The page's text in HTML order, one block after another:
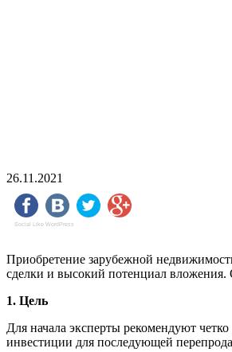
26.11.2021
Social Like WordPress
Приобретение зарубежной
сделки и высокий потенциал
1. Цель
Для начала эксперты рекомендуют
инвестиции для последующей